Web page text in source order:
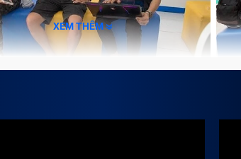
máy.
Trung Tâm Bảo Hành One cam kết mang
đủ mọi tiêu chí:
dụng lâu dài và có nhiều vết trầy xước
XEM THÊM